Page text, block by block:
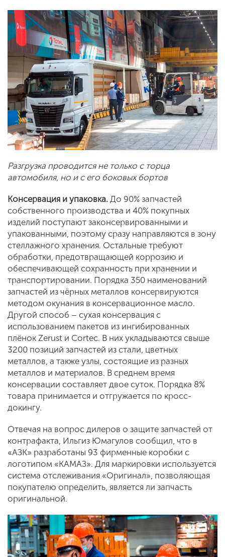
Разгрузка проводится не только с торца
автомобиля, но и с его боковых бортов
Консервация и упаковка. До 90% запчастей
собственного производства и 40% покупных
изделий поступают законсервированными и
упакованными, поэтому сразу направляются в зону
стеллажного хранения. Остальные требуют
обработки, предотвращающей коррозию и
обеспечивающей сохранность при хранении и
транспортировании. Порядка 350 наименований
запчастей из чёрных металлов консервируются
методом окунания в консервационное масло.
Другой способ – сухая консервация с
использованием пакетов из ингибированных
плёнок Zerust и Cortec. В них укладываются свыше
3200 позиций запчастей из стали, цветных
металлов, а также узлы, состоящие из разных
металлов и материалов. В среднем время
консервации составляет двое суток. Порядка 8%
товара принимается и отгружается по кросс-
докингу.
Отвечая на вопрос дилеров о защите запчастей от
контрафакта, Ильгиз Юмагулов сообщил, что в
«АЗК» разработаны 93 фирменные коробки с
логотипом «КАМАЗ». Для маркировки используется
система отслеживания «Оригинал», позволяющая
покупателю определить, является ли запчасть
оригинальной.